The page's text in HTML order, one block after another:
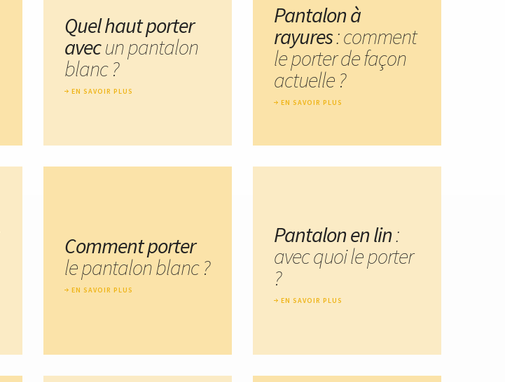
Quel haut porter
avecun pantalon
blanc ?
EN SAVOIR PLUS
Pantalon à
rayures: comment
le porter de façon
actuelle ?
EN SAVOIR PLUS
Comment porter
le pantalon blanc ?
EN SAVOIR PLUS
Pantalon en lin:
avec quoi le porter
?
EN SAVOIR PLUS